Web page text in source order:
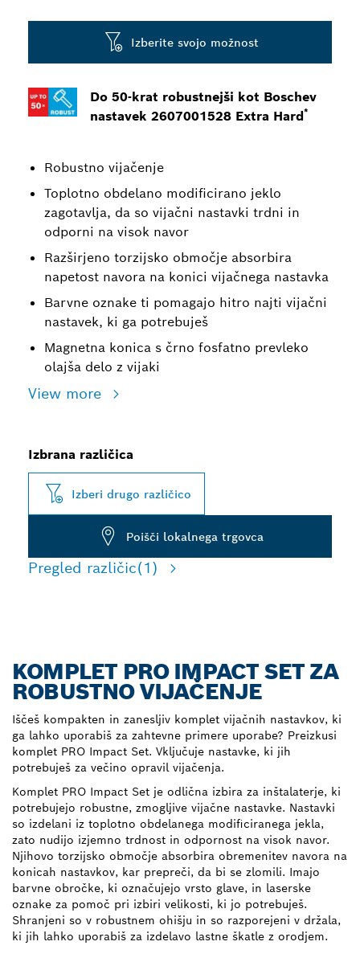
Do 50-krat robustnejši kot Boschev
nastavek 2607001528 Extra Hard*
Robustno vijačenje
Toplotno obdelano modificirano jeklo
zagotavlja, da so vijačni nastavki trdni in
odporni na visok navor
Razširjeno torzijsko območje absorbira
napetost navora na konici vijačnega nastavka
Barvne oznake ti pomagajo hitro najti vijačni
nastavek, ki ga potrebuješ
Magnetna konica s črno fosfatno prevleko
olajša delo z vijaki
View more
Izberite svojo možnost
Izbrana različica
Izberi drugo različico
Poišči lokalnega trgovca
Pregled različic(1)
KOMPLET PRO IMPACT SET ZA
ROBUSTNO VIJAČENJE
Iščeš kompakten in zanesljiv komplet vijačnih nastavkov, ki
ga lahko uporabiš za zahtevne primere uporabe? Preizkusi
komplet PRO Impact Set. Vključuje nastavke, ki jih
potrebuješ za večino opravil vijačenja.
Komplet PRO Impact Set je odlična izbira za inštalaterje, ki
potrebujejo robustne, zmogljive vijačne nastavke. Nastavki
so izdelani iz toplotno obdelanega modificiranega jekla,
zato nudijo izjemno trdnost in odpornost na visok navor.
Njihovo torzijsko območje absorbira obremenitev navora na
konicah nastavkov, kar prepreči, da bi se zlomili. Imajo
barvne obročke, ki označujejo vrsto glave, in laserske
oznake za pomoč pri izbiri velikosti, ki jo potrebuješ.
Shranjeni so v robustnem ohišju in so razporejeni v držala,
ki jih lahko uporabiš za izdelavo lastne škatle z orodjem.